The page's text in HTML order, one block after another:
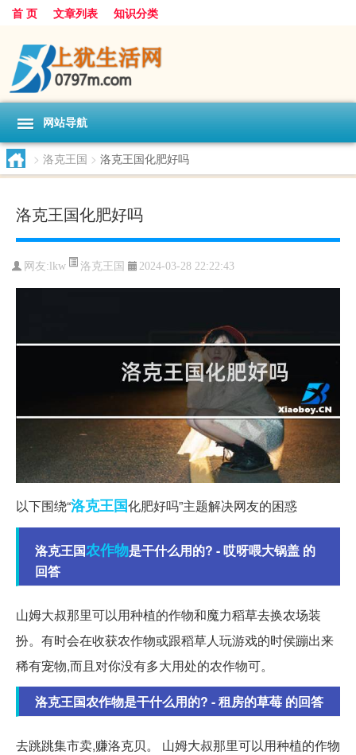
首 页 文章列表 知识分类
网站导航
> 洛克王国 > 洛克王国化肥好吗
洛克王国化肥好吗
网友: lkw 洛克王国 2024-03-28 22:22:43
以下围绕“洛克王国化肥好吗”主题解决网友的困惑
洛克王国农作物是干什么用的? - 哎呀喂大锅盖 的
回答
山姆大叔那里可以用种植的作物和魔力稻草去换农场装
扮。有时会在收获农作物或跟稻草人玩游戏的时侯蹦出来
稀有宠物,而且对你没有多大用处的农作物可。
洛克王国农作物是干什么用的? - 租房的草莓 的回答
去跳跳集市卖,赚洛克贝。 山姆大叔那里可以用种植的作物